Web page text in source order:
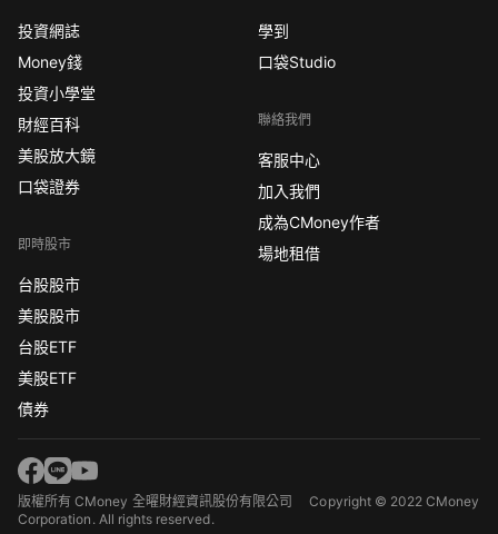
投資網誌
Money錢
投資小學堂
財經百科
美股放大鏡
口袋證券
即時股市
台股股市
美股股市
台股ETF
美股ETF
債券
學到
口袋Studio
聯絡我們
客服中心
加入我們
成為CMoney作者
場地租借
版權所有 CMoney 全曜財經資訊股份有限公司Copyright © 2022 CMoney
Corporation. All rights reserved.